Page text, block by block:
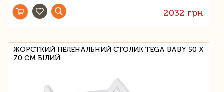
2032 грн
ЖОРСТКИЙ ПЕЛЕНАЛЬНИЙ СТОЛИК TEGA BABY 50 Х
70 СМ БІЛИЙ